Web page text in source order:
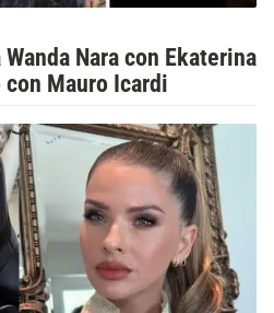
Nara con Ekaterina
Mauro Icardi